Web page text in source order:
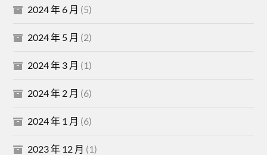
2024 年 6 月 (5)
2024 年 5 月 (2)
2024 年 3 月 (1)
2024 年 2 月 (6)
2024 年 1 月 (6)
2023 年 12 月 (1)